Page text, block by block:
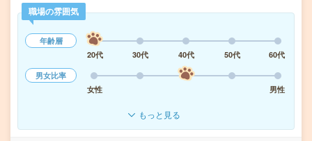
職場の雰囲気
年齢層
20代
30代 40代 50代
60代
男女比率
女性
男性
もっと見る